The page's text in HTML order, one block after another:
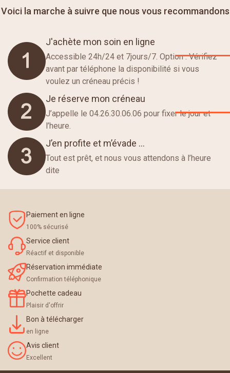
Voici la marche à suivre que nous vous recommandons
J'achète mon soin en ligne
Accessible 24h/24 et 7jours/7. Option : Vérifiez
avant par téléphone la disponibilité si vous
voulez un créneau précis !
Je réserve mon créneau
J’appelle le 04.26.30.06.06 pour fixer le jour et
l’heure.
J’en profite et m’évade …
Tout est prêt, et nous vous attendons à l’heure
dite
Paiement en ligne
100% sécurisé
Service client
Réactif et disponible
Réservation immédiate
Confirmation téléphonique
Pochette cadeau
Plaisir d'offrir
Bon à télécharger
en ligne
Avis client
Excellent